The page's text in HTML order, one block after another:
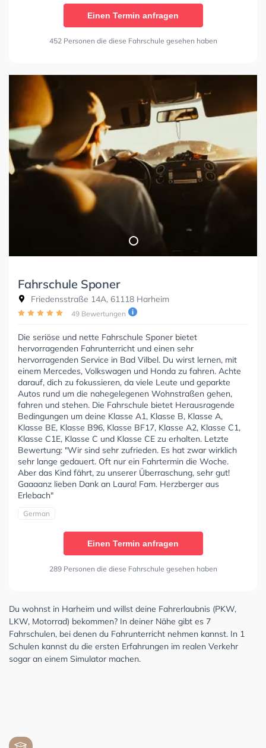
Einen Termin anfragen
452 Personen die diese Fahrschule gesehen haben
Fahrschule Sponer
Friedensstraße 14A, 61118 Harheim
49 Bewertungen
Die seriöse und nette Fahrschule Sponer bietet
hervorragenden Fahrunterricht und einen sehr
hervorragenden Service in Bad Vilbel. Du wirst lernen, mit
einem Mercedes, Volkswagen und Honda zu fahren. Achte
darauf, dich zu fokussieren, da viele Leute und geparkte
Autos rund um die nahegelegenen Wohnstraßen gehen,
fahren und stehen. Die Fahrschule bietet Herausragende
Bedingungen um deine Klasse A1, Klasse B, Klasse A,
Klasse BE, Klasse B96, Klasse BF17, Klasse A2, Klasse C1,
Klasse C1E, Klasse C und Klasse CE zu erhalten. Letzte
Bewertung: "Wir sind sehr zufrieden. Es hat zwar wirklich
sehr lange gedauert. Oft nur ein Fahrtermin die Woche.
Aber das Kind fährt, zu unserer Überraschung, sehr gut!
Gaaaanz lieben Dank an Laura! Fam. Herzberger aus
Erlebach"
German
Einen Termin anfragen
289 Personen die diese Fahrschule gesehen haben
Du wohnst in Harheim und willst deine Fahrerlaubnis (PKW,
LKW, Motorrad) bekommen? In deiner Nähe gibt es 7
Fahrschulen, bei denen du Fahrunterricht nehmen kannst. In 1
Schulen kannst du die ersten Erfahrungen im realen Verkehr
sogar an einem Simulator machen.